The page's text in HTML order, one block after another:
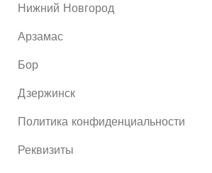
Нижний Новгород
Арзамас
Бор
Дзержинск
Политика конфиденциальности
Реквизиты